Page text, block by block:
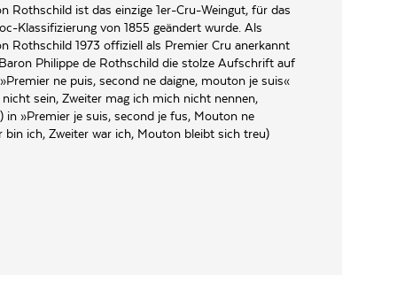
von 4.000 Weinverkostungen pro Jahr ist James
Nepalpfeffer. Im zweiten Ansatz schwarze
legt von Minute zu Minute zu. Am erhabenen
sein Lagerpotenzial und endet im sehr langen
perfekten Moment – Halleluja!«
und das schon mehr als 25 Jahre.
Rothschild ist das einzige 1er-Cru-Weingut, für das
Klassifizierung von 1855 geändert wurde. Als
Rothschild 1973 offiziell als Premier Cru anerkannt
Philippe de Rothschild die stolze Aufschrift auf
ne puis, second ne daigne, mouton je suis«
sein, Zweiter mag ich mich nicht nennen,
in »Premier je suis, second je fus, Mouton ne
bin ich, Zweiter war ich, Mouton bleibt sich treu)